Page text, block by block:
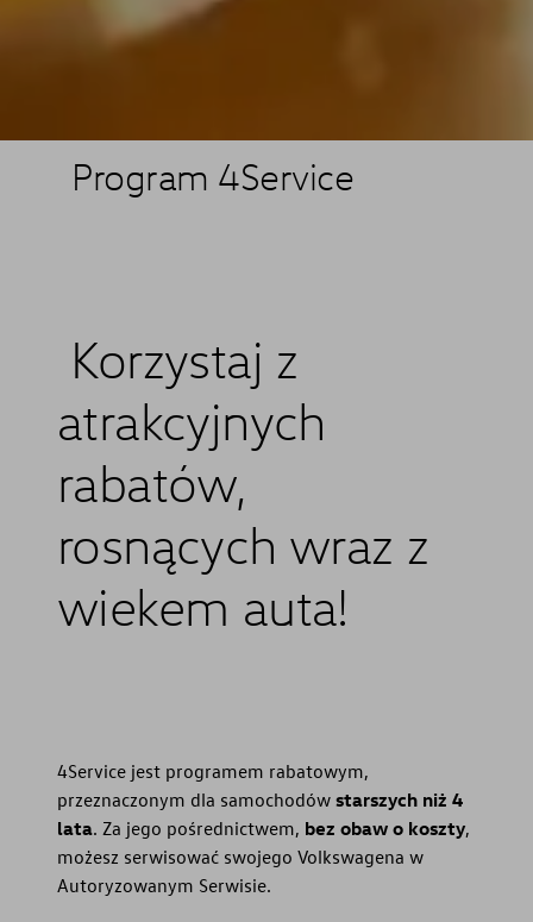
Program 4Service
Korzystaj z
atrakcyjnych
rabatów,
rosnących wraz z
wiekem auta!
4Service jest programem rabatowym,
przeznaczonym dla samochodów starszych niż 4
lata. Za jego pośrednictwem, bez obaw o koszty,
możesz serwisować swojego Volkswagena w
Autoryzowanym Serwisie.